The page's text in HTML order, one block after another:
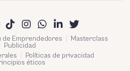
de Emprendedores
Masterclass
Publicidad
Políticas de privacidad
éticos